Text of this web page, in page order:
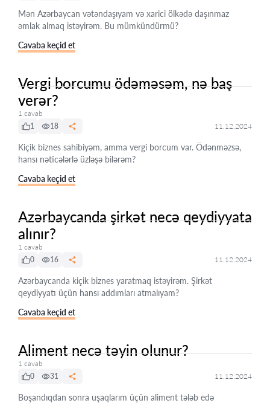
Mən Azərbaycan vətəndaşıyam və xarici ölkədə daşınmaz
əmlak almaq istəyirəm. Bu mümkündürmü?
Cavaba keçid et
Vergi borcumu ödəməsəm, nə baş
verər?
1 cavab
1
18 11.12.2024
Kiçik biznes sahibiyəm, amma vergi borcum var. Ödənməzsə,
hansı nəticələrlə üzləşə bilərəm?
Cavaba keçid et
Azərbaycanda şirkət necə qeydiyyata
alınır?
1 cavab
0
16 11.12.2024
Azərbaycanda kiçik biznes yaratmaq istəyirəm. Şirkət
qeydiyyatı üçün hansı addımları atmalıyam?
Cavaba keçid et
Aliment necə təyin olunur?
1 cavab
0
31 11.12.2024
Boşandıqdan sonra uşaqlarım üçün aliment tələb edə